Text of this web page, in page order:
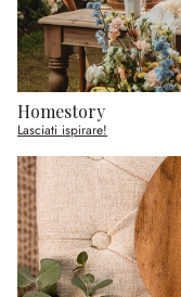
Homestory
Lasciati ispirare!